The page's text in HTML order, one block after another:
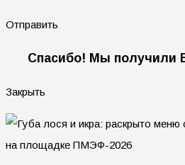
Отправить
Спасибо! Мы получили
Закрыть